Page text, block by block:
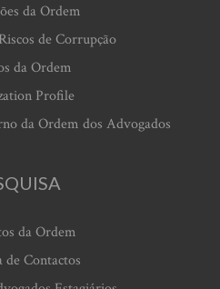
da Ordem
de Corrupção
da Ordem
Profile
da Ordem dos Advogados
da Ordem
de Contactos